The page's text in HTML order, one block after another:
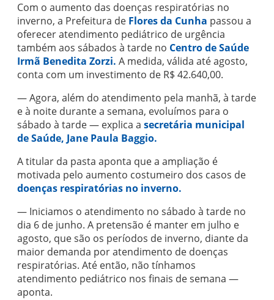
Com o aumento das doenças respiratórias no
inverno, a Prefeitura de Flores da Cunha passou a
oferecer atendimento pediátrico de urgência
também aos sábados à tarde no Centro de Saúde
Irmã Benedita Zorzi. A medida, válida até agosto,
conta com um investimento de R$ 42.640,00.
— Agora, além do atendimento pela manhã, à tarde
e à noite durante a semana, evoluímos para o
sábado à tarde — explica a secretária municipal
de Saúde, Jane Paula Baggio.
A titular da pasta aponta que a ampliação é
motivada pelo aumento costumeiro dos casos de
doenças respiratórias no inverno.
— Iniciamos o atendimento no sábado à tarde no
dia 6 de junho. A pretensão é manter em julho e
agosto, que são os períodos de inverno, diante da
maior demanda por atendimento de doenças
respiratórias. Até então, não tínhamos
atendimento pediátrico nos finais de semana —
aponta.